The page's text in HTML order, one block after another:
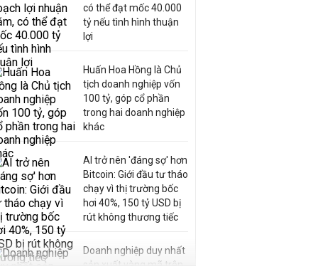
có thể đạt mốc 40.000
tỷ nếu tình hình thuận
lợi
Huấn Hoa Hồng là Chủ
tịch doanh nghiệp vốn
100 tỷ, góp cổ phần
trong hai doanh nghiệp
khác
AI trở nên 'đáng sợ' hơn
Bitcoin: Giới đầu tư tháo
chạy vì thị trường bốc
hơi 40%, 150 tỷ USD bị
rút không thương tiếc
Doanh nghiệp duy nhất
sản xuất vàng mã trên